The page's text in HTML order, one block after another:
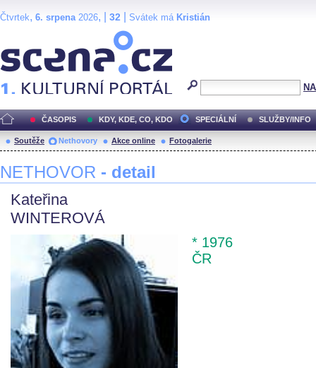
Čtvrtek, 6. srpena2026, | 32 Svátek má Kristián
ČASOPIS KDY, KDE, CO, KDO SPECIÁLNÍ SLUŽBY/INFO
Soutěže Nethovory Akce online Fotogalerie
NETHOVOR - detail
Kateřina
WINTEROVÁ
* 1976
ČR